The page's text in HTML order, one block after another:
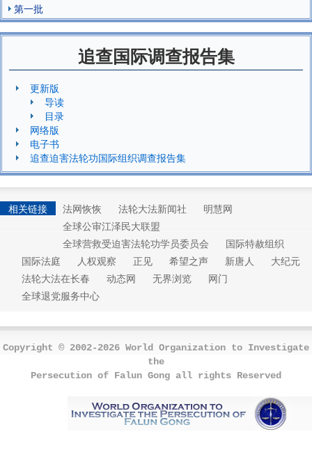
第一批
追查国际调查报告集
更新版
导读
目录
网络版
电子书
追查迫害法轮功国际组织调查报告集
相关链接 法网恢恢 法轮大法新闻社
明慧网
全球公审江泽民大联盟
全球营救受迫害法轮功学员委员会
国际特赦组织
国际法庭
人权观察 正见 希望之声 新唐人
大纪元
法轮大法在长春
动态网 无界浏览
网门
全球退党服务中心
Copyright © 2002-2026 World Organization to Investigate
the
Persecution of Falun Gong all rights Reserved